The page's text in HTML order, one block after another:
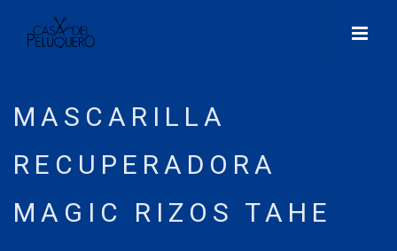
MASCARILLA
RECUPERADORA
MAGIC RIZOS TAHE